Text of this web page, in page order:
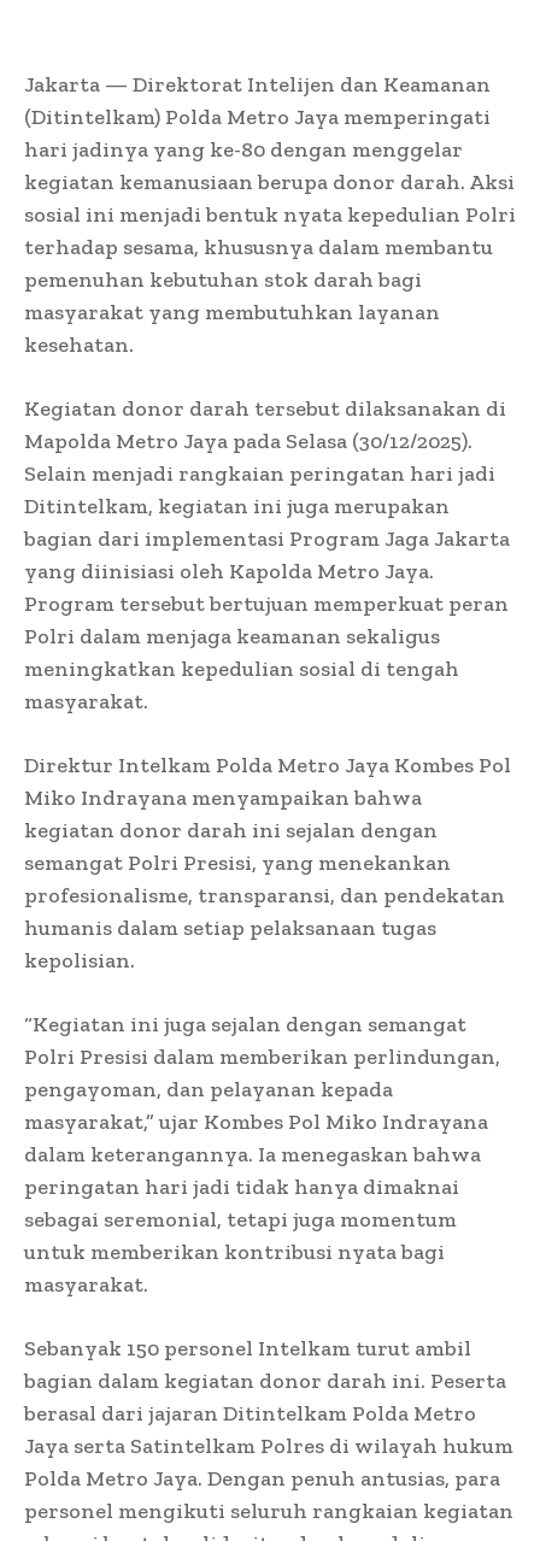
Jakarta — Direktorat Intelijen dan Keamanan
(Ditintelkam) Polda Metro Jaya memperingati
hari jadinya yang ke-80 dengan menggelar
kegiatan kemanusiaan berupa donor darah. Aksi
sosial ini menjadi bentuk nyata kepedulian Polri
terhadap sesama, khususnya dalam membantu
pemenuhan kebutuhan stok darah bagi
masyarakat yang membutuhkan layanan
kesehatan.
Kegiatan donor darah tersebut dilaksanakan di
Mapolda Metro Jaya pada Selasa (30/12/2025).
Selain menjadi rangkaian peringatan hari jadi
Ditintelkam, kegiatan ini juga merupakan
bagian dari implementasi Program Jaga Jakarta
yang diinisiasi oleh Kapolda Metro Jaya.
Program tersebut bertujuan memperkuat peran
Polri dalam menjaga keamanan sekaligus
meningkatkan kepedulian sosial di tengah
masyarakat.
Direktur Intelkam Polda Metro Jaya Kombes Pol
Miko Indrayana menyampaikan bahwa
kegiatan donor darah ini sejalan dengan
semangat Polri Presisi, yang menekankan
profesionalisme, transparansi, dan pendekatan
humanis dalam setiap pelaksanaan tugas
kepolisian.
“Kegiatan ini juga sejalan dengan semangat
Polri Presisi dalam memberikan perlindungan,
pengayoman, dan pelayanan kepada
masyarakat,” ujar Kombes Pol Miko Indrayana
dalam keterangannya. Ia menegaskan bahwa
peringatan hari jadi tidak hanya dimaknai
sebagai seremonial, tetapi juga momentum
untuk memberikan kontribusi nyata bagi
masyarakat.
Sebanyak 150 personel Intelkam turut ambil
bagian dalam kegiatan donor darah ini. Peserta
berasal dari jajaran Ditintelkam Polda Metro
Jaya serta Satintelkam Polres di wilayah hukum
Polda Metro Jaya. Dengan penuh antusias, para
personel mengikuti seluruh rangkaian kegiatan